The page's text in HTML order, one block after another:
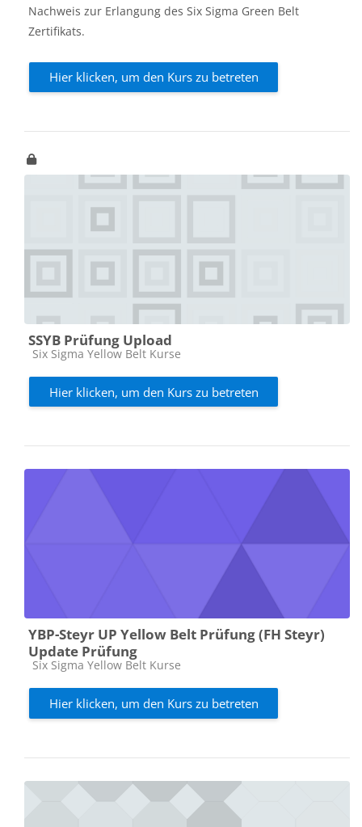
Nachweis zur Erlangung des Six Sigma Green Belt
Zertifikats.
Hier klicken, um den Kurs zu betreten
SSYB Prüfung Upload
Kursbereich
Six Sigma Yellow Belt Kurse
Hier klicken, um den Kurs zu betreten
YBP-Steyr UP Yellow Belt Prüfung (FH Steyr)
Update Prüfung
Kursbereich
Six Sigma Yellow Belt Kurse
Hier klicken, um den Kurs zu betreten